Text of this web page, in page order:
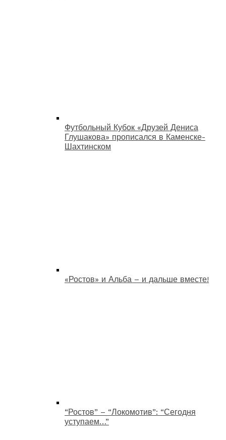
Футбольный Кубок «Друзей Дениса
Глушакова» прописался в Каменске-
Шахтинском
«Ростов» и Альба – и дальше вместе!
“Ростов” – “Локомотив”: “Сегодня
уступаем…”